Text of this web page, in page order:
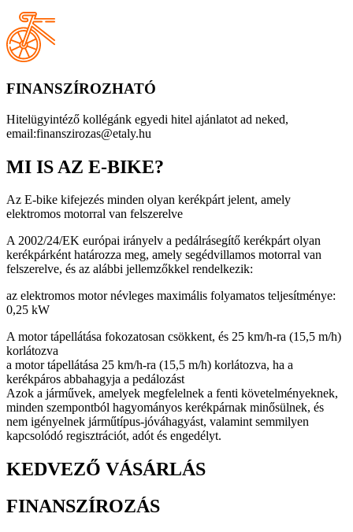
FINANSZÍROZHATÓ
Hitelügyintéző kollégánk egyedi hitel ajánlatot ad neked,
email:finanszirozas@etaly.hu
MI IS AZ E-BIKE?
Az E-bike kifejezés minden olyan kerékpárt jelent, amely
elektromos motorral van felszerelve
A 2002/24/EK európai irányelv a pedálrásegítő kerékpárt olyan
kerékpárként határozza meg, amely segédvillamos motorral van
felszerelve, és az alábbi jellemzőkkel rendelkezik:
az elektromos motor névleges maximális folyamatos teljesítménye:
0,25 kW
A motor tápellátása fokozatosan csökkent, és 25 km/h-ra (15,5 m/h)
korlátozva
a motor tápellátása 25 km/h-ra (15,5 m/h) korlátozva, ha a
kerékpáros abbahagyja a pedálozást
Azok a járművek, amelyek megfelelnek a fenti követelményeknek,
minden szempontból hagyományos kerékpárnak minősülnek, és
nem igényelnek járműtípus-jóváhagyást, valamint semmilyen
kapcsolódó regisztrációt, adót és engedélyt.
KEDVEZŐ VÁSÁRLÁS
FINANSZÍROZÁS